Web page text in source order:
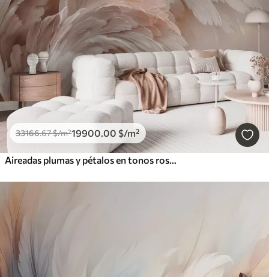
33166.67$/m²19900.00 $/m²
Aireadas plumas y pétalos en tonos rosa crema